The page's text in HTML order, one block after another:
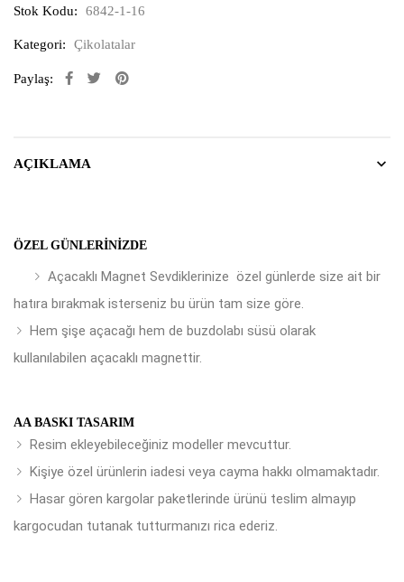
Stok Kodu: 6842-1-16
Kategori: Çikolatalar
Paylaş:
AÇIKLAMA
ÖZEL GÜNLERINIZDE
Açacaklı Magnet Sevdiklerinize özel günlerde size ait bir
hatıra bırakmak isterseniz bu ürün tam size göre.
Hem şişe açacağı hem de buzdolabı süsü olarak
kullanılabilen açacaklı magnettir.
AA BASKI TASARIM
Resim ekleyebileceğiniz modeller mevcuttur.
Kişiye özel ürünlerin iadesi veya cayma hakkı olmamaktadır.
Hasar gören kargolar paketlerinde ürünü teslim almayıp
kargocudan tutanak tutturmanızı rica ederiz.